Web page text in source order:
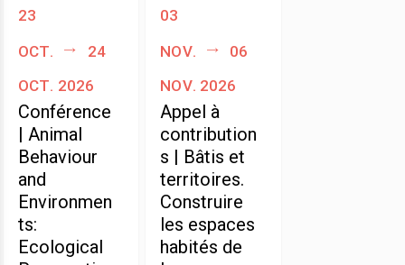
23
oct.
24
oct. 2026
Conférence
| Animal
Behaviour
and
Environmen
ts:
Ecological
03
nov.
06
nov. 2026
Appel à
contribution
s | Bâtis et
territoires.
Construire
les espaces
habités de